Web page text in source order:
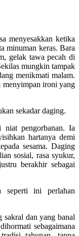
menyesakkan ketika
minuman keras. Bara
gelak tawa pecah di
mungkin tampak
menikmati malam.
menyimpan ironi yang
sekadar daging.
pengorbanan. Ia
hartanya demi
sesama. Daging
sosial, rasa syukur,
berakhir sebagai
seperti ini perlahan
sakral dan yang banal
sebagaimana